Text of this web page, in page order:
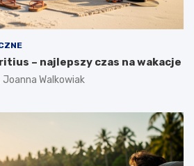
– najlepszy czas na wakacje
Joanna Walkowiak